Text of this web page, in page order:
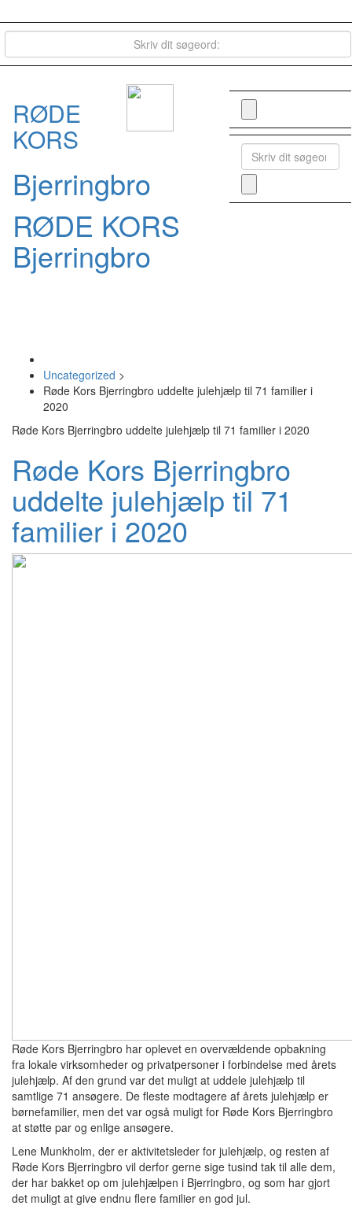
RØDE
KORS
Bjerringbro
RØDE KORS
Bjerringbro
Uncategorized >
Røde Kors Bjerringbro uddelte julehjælp til 71 familier i
2020
Røde Kors Bjerringbro uddelte julehjælp til 71 familier i 2020
Røde Kors Bjerringbro
uddelte julehjælp til 71
familier i 2020
Røde Kors Bjerringbro har oplevet en overvældende opbakning
fra lokale virksomheder og privatpersoner i forbindelse med årets
julehjælp. Af den grund var det muligt at uddele julehjælp til
samtlige 71 ansøgere. De fleste modtagere af årets julehjælp er
børnefamilier, men det var også muligt for Røde Kors Bjerringbro
at støtte par og enlige ansøgere.
Lene Munkholm, der er aktivitetsleder for julehjælp, og resten af
Røde Kors Bjerringbro vil derfor gerne sige tusind tak til alle dem,
der har bakket op om julehjælpen i Bjerringbro, og som har gjort
det muligt at give endnu flere familier en god jul.